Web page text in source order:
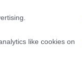
like cookies on